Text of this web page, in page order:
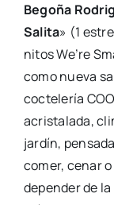
Bego­ña
Sali­ta» (1
ni­tos We’­re
como nue­va
coc­te­le­ría
acris­ta­la­da,
jar­dín,
comer, cenar
depen­der de